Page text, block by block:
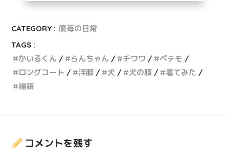
CATEGORY : 優苺の日常
TAGS :
かいるくん
らんちゃん チワワ
ペテモ
ロングコート
洋服 犬 犬の服
着てみた
福袋
コメントを残す